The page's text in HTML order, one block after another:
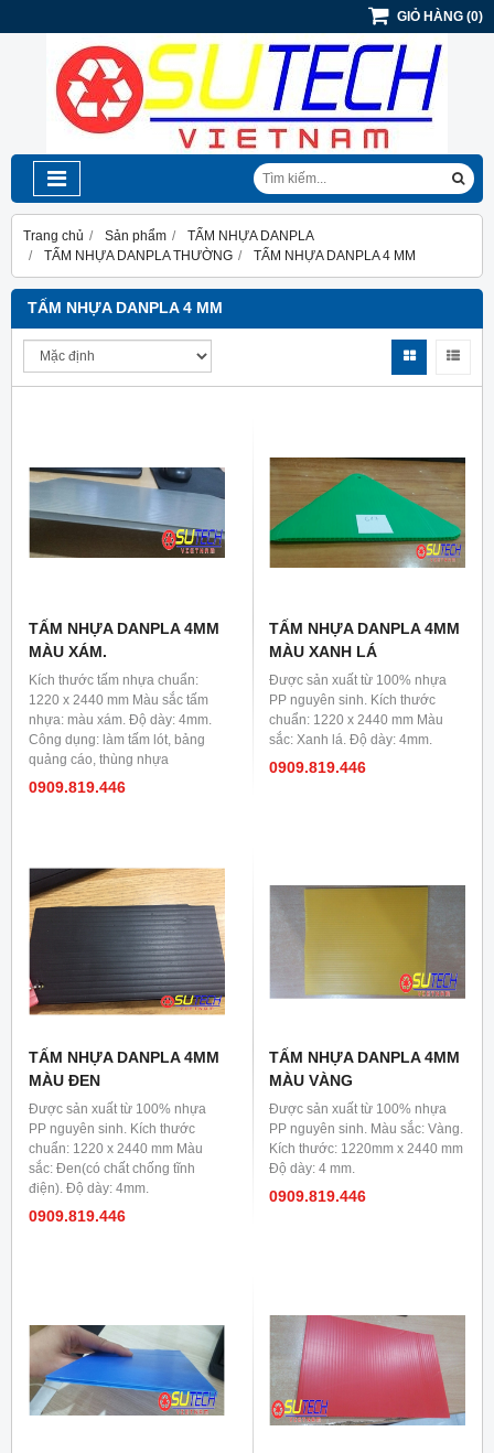
GIỎ HÀNG (0)
Trang chủ Sản phẩm
TẤM NHỰA DANPLA
TẤM NHỰA DANPLA THƯỜNG
TẤM NHỰA DANPLA 4 MM
TẤM NHỰA DANPLA 4 MM
TẤM NHỰA DANPLA 4MM
MÀU XÁM.
Kích thước tấm nhựa chuẩn:
1220 x 2440 mm Màu sắc tấm
nhựa: màu xám. Độ dày: 4mm.
Công dụng: làm tấm lót, bảng
quảng cáo, thùng nhựa
Danpla...
0909.819.446
TẤM NHỰA DANPLA 4MM
MÀU XANH LÁ
Được sản xuất từ 100% nhựa
PP nguyên sinh. Kích thước
chuẩn: 1220 x 2440 mm Màu
sắc: Xanh lá. Độ dày: 4mm.
0909.819.446
TẤM NHỰA DANPLA 4MM
MÀU ĐEN
Được sản xuất từ 100% nhựa
PP nguyên sinh. Kích thước
chuẩn: 1220 x 2440 mm Màu
sắc: Đen(có chất chống tĩnh
điện). Độ dày: 4mm.
0909.819.446
TẤM NHỰA DANPLA 4MM
MÀU VÀNG
Được sản xuất từ 100% nhựa
PP nguyên sinh. Màu sắc: Vàng.
Kích thước: 1220mm x 2440 mm
Độ dày: 4 mm.
0909.819.446